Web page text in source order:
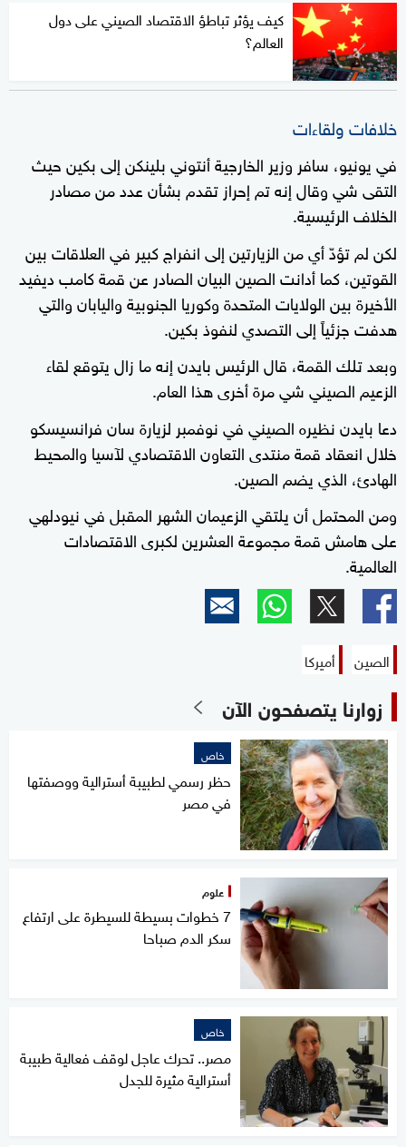
كيف يؤثر تباطؤ الاقتصاد الصيني على دول
العالم؟
خلافات ولقاءات
في يونيو، سافر وزير الخارجية أنتوني بلينكن إلى بكين حيث
التقى شي وقال إنه تم إحراز تقدم بشأن عدد من مصادر
الخلاف الرئيسية.
لكن لم تؤدّ أي من الزيارتين إلى انفراج كبير في العلاقات بين
القوتين، كما أدانت الصين البيان الصادر عن قمة كامب ديفيد
الأخيرة بين الولايات المتحدة وكوريا الجنوبية واليابان والتي
هدفت جزئياً إلى التصدي لنفوذ بكين.
وبعد تلك القمة، قال الرئيس بايدن إنه ما زال يتوقع لقاء
الزعيم الصيني شي مرة أخرى هذا العام.
دعا بايدن نظيره الصيني في نوفمبر لزيارة سان فرانسيسكو
خلال انعقاد قمة منتدى التعاون الاقتصادي لآسيا والمحيط
الهادئ، الذي يضم الصين.
ومن المحتمل أن يلتقي الزعيمان الشهر المقبل في نيودلهي
على هامش قمة مجموعة العشرين لكبرى الاقتصادات
العالمية.
الصين أميركا
زوارنا يتصفحون الآن
خاص
حظر رسمي لطبيبة أسترالية ووصفتها
في مصر
علوم
7 خطوات بسيطة للسيطرة على ارتفاع
سكر الدم صباحا
خاص
مصر.. تحرك عاجل لوقف فعالية طبيبة
أسترالية مثيرة للجدل